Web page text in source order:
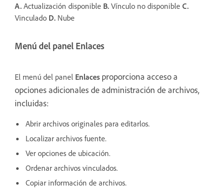
A. Actualización disponible B. Vínculo no disponible C.
Vinculado D. Nube
Menú del panel Enlaces
El menú del panel Enlaces proporciona acceso a
opciones adicionales de administración de archivos,
incluidas:
Abrir archivos originales para editarlos.
Localizar archivos fuente.
Ver opciones de ubicación.
Ordenar archivos vinculados.
Copiar información de archivos.